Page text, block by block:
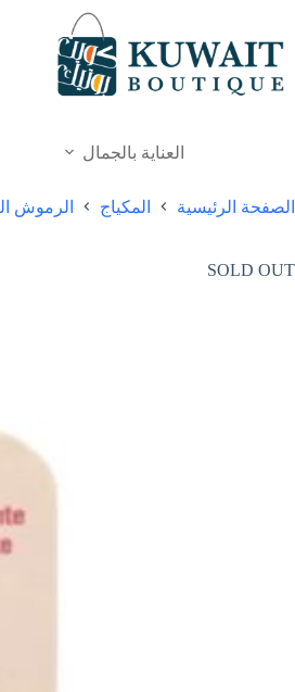
المحتوى
العناية بالجمال
الصفحة الرئيسية المكياج الرموش
SOLD OUT